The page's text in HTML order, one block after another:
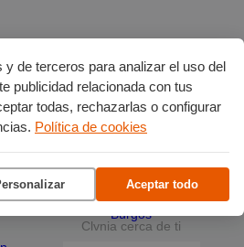
de terceros para analizar el uso del
publicidad relacionada con tus
todas, rechazarlas o configurar
Política de cookies
Aceptar todo
por Burgos
Clvnia cerca de ti